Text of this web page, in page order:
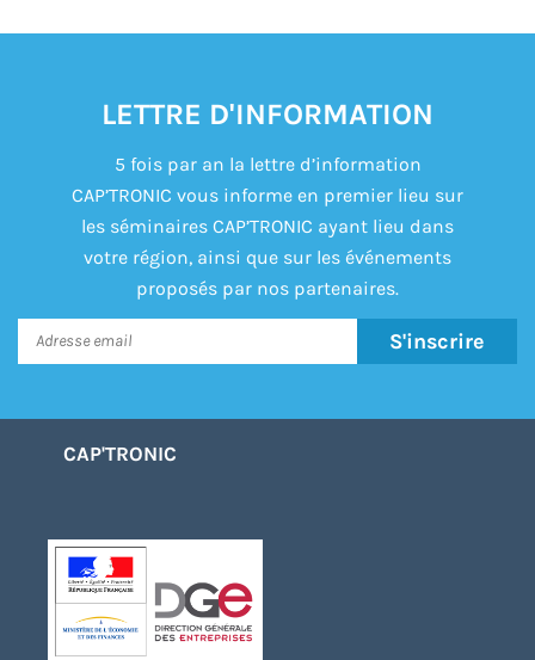
LETTRE D'INFORMATION
5 fois par an la lettre d’information
CAP’TRONIC vous informe en premier lieu sur
les séminaires CAP’TRONIC ayant lieu dans
votre région, ainsi que sur les événements
proposés par nos partenaires.
S'inscrire
CAP'TRONIC